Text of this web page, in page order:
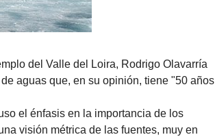
del Valle del Loira, Rodrigo Olavarría
aguas que, en su opinión, tiene "50 años
el énfasis en la importancia de los
visión métrica de las fuentes, muy en